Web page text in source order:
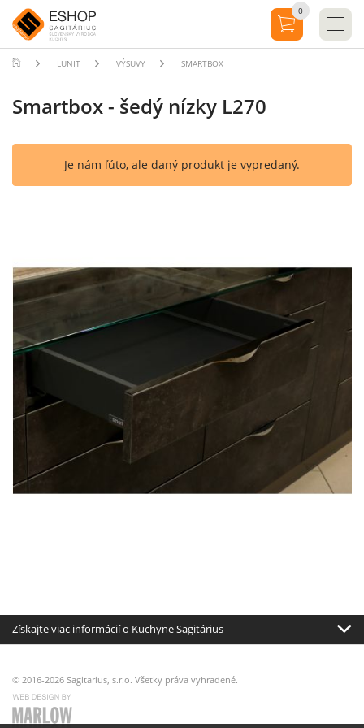
LUNIT VÝSUVY SMARTBOX
Smartbox - šedý nízky L270
Je nám ľúto, ale daný produkt je vypredaný.
Získajte viac informácií o Kuchyne Sagitárius
© 2016-2026 Sagitarius, s.r.o. Všetky práva vyhradené.
0